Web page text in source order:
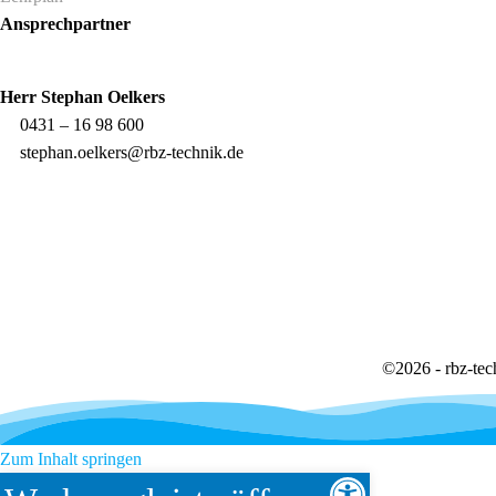
Ansprechpartner
Herr Stephan Oelkers
0431 – 16 98 600
stephan.oelkers@rbz-technik.de
©2026 - rbz-
Zum Inhalt springen